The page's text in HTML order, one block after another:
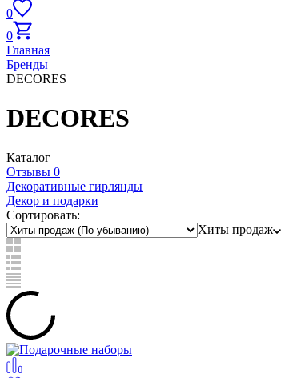
0
0
Главная
Бренды
DECORES
DECORES
Каталог
Отзывы 0
Декоративные гирлянды
Декор и подарки
Сортировать:
Хиты продаж